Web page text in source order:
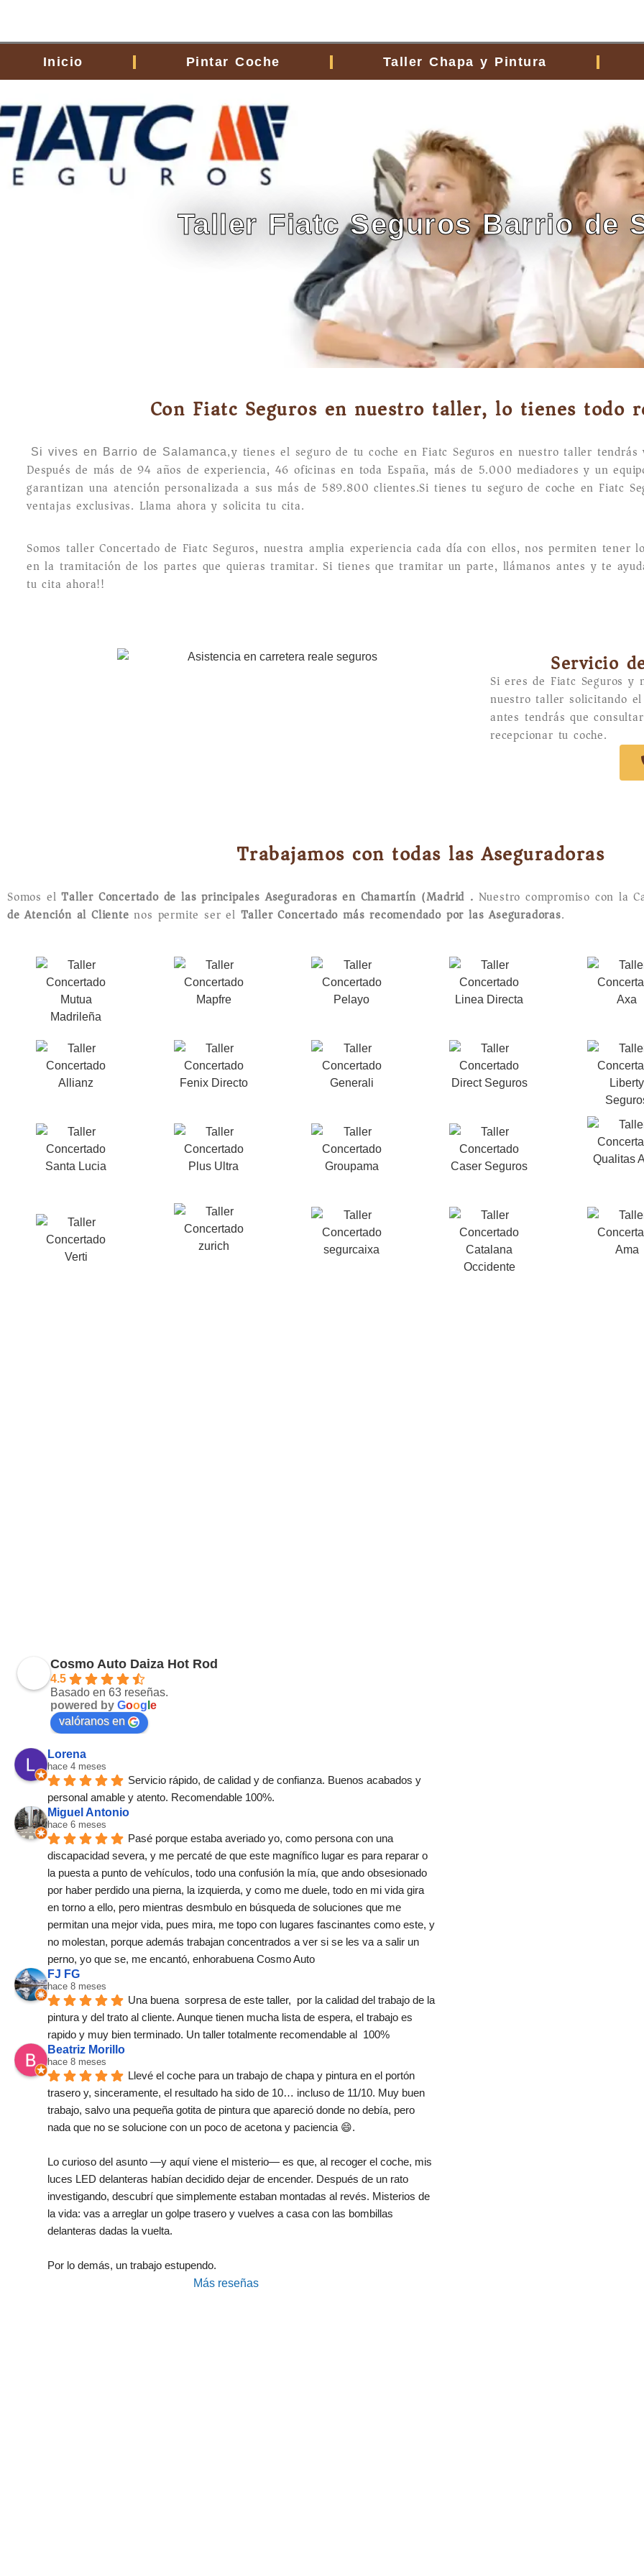
Inicio Pintar Coche Taller Chapa y Pintura
Taller Fiatc Seguros Barrio de
Con Fiatc Seguros en nuestro taller, lo tienes todo
Si vives en Barrio de Salamanca,y tienes el seguro de tu coche en Fiatc Seguros en nuestro taller tendrás
Después de más de 94 años de experiencia, 46 oficinas en toda España, más de 5.000 mediadores y un
garantizan una atención personalizada a sus más de 589.800 clientes.Si tienes tu seguro de coche en Fiatc
ventajas exclusivas. Llama ahora y solicita tu cita.
Somos taller Concertado de Fiatc Seguros, nuestra amplia experiencia cada día con ellos, nos permiten tener
en la tramitación de los partes que quieras tramitar. Si tienes que tramitar un parte, llámanos antes y te
tu cita ahora!!
Servicio
Si eres de Fiatc Seguros y
nuestro taller solicitando
antes tendrás que
recepcionar tu coche.
Trabajamos con todas las Aseguradoras
Somos elTaller Concertado de las principales Aseguradoras en Chamartín (Madrid). Nuestro compromiso con la
de Atención al Cliente nos permite ser el Taller Concertado más recomendado por las Aseguradoras.
Cosmo Auto Daiza Hot Rod
4.5
Basado en 63 reseñas.
powered by Goog e
valóranos en
Lorena
hace 4 meses
Servicio rápido, de calidad y de confianza. Buenos acabados y
personal amable y atento. Recomendable 100%.
Miguel Antonio
hace 6 meses
Pasé porque estaba averiado yo, como persona con una
discapacidad severa, y me percaté de que este magnífico lugar es para reparar o
la puesta a punto de vehículos, todo una confusión la mía, que ando obsesionado
por haber perdido una pierna, la izquierda, y como me duele, todo en mi vida gira
en torno a ello, pero mientras desmbulo en búsqueda de soluciones que me
permitan una mejor vida, pues mira, me topo con lugares fascinantes como este, y
no molestan, porque además trabajan concentrados a ver si se les va a salir un
perno, yo que se, me encantó, enhorabuena Cosmo Auto
FJ FG
hace 8 meses
Una buena  sorpresa de este taller,  por la calidad del trabajo de la
pintura y del trato al cliente. Aunque tienen mucha lista de espera, el trabajo es
rapido y muy bien terminado. Un taller totalmente recomendable al  100%
Beatriz Morillo
hace 8 meses
Llevé el coche para un trabajo de chapa y pintura en el portón
trasero y, sinceramente, el resultado ha sido de 10… incluso de 11/10. Muy buen
trabajo, salvo una pequeña gotita de pintura que apareció donde no debía, pero
nada que no se solucione con un poco de acetona y paciencia 😄.
Lo curioso del asunto —y aquí viene el misterio— es que, al recoger el coche, mis
luces LED delanteras habían decidido dejar de encender. Después de un rato
investigando, descubrí que simplemente estaban montadas al revés. Misterios de
la vida: vas a arreglar un golpe trasero y vuelves a casa con las bombillas
delanteras dadas la vuelta.
Por lo demás, un trabajo estupendo.
Más reseñas